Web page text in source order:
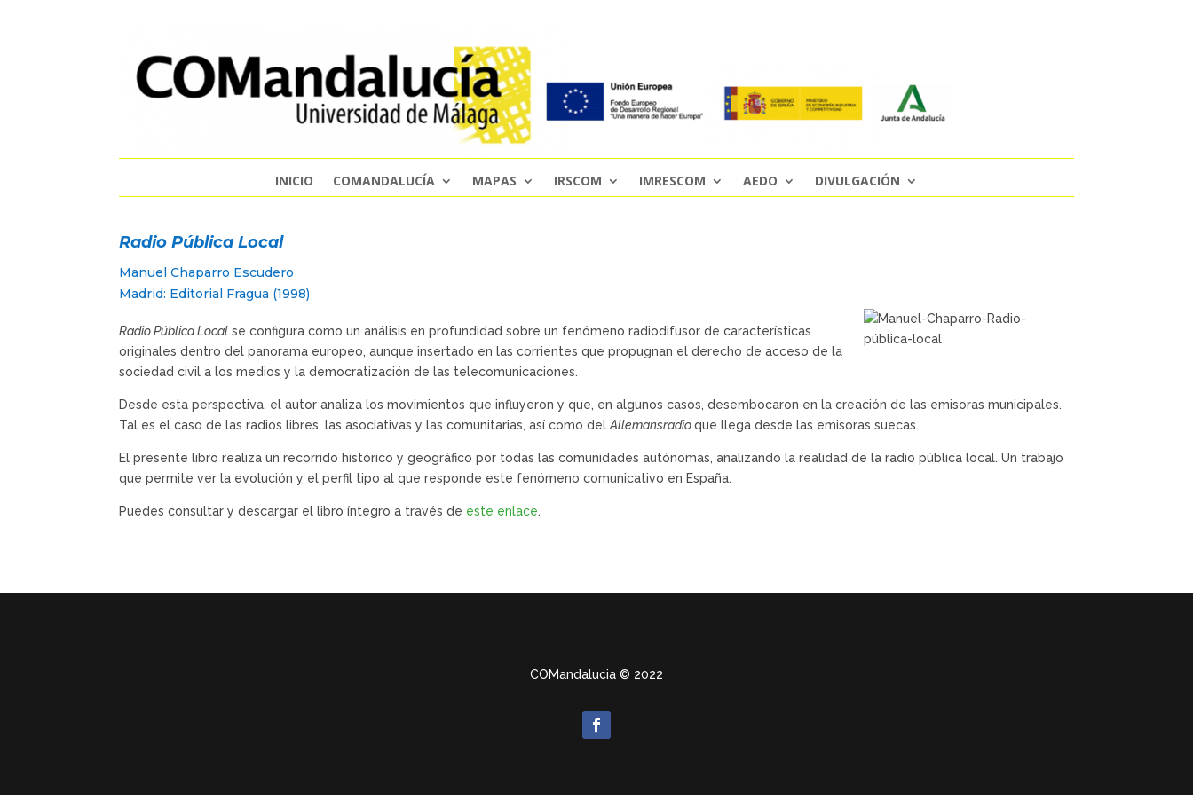
INICIO COMANDALUCÍA MAPAS IRSCOM IMRESCOM AEDO DIVULGACIÓN
Radio Pública Local
Manuel Chaparro Escudero
Madrid: Editorial Fragua (1998)
Radio Pública Local se configura como un análisis en profundidad sobre un fenómeno radiodifusor de características
originales dentro del panorama europeo, aunque insertado en las corrientes que propugnan el derecho de acceso de la
sociedad civil a los medios y la democratización de las telecomunicaciones.
Desde esta perspectiva, el autor analiza los movimientos que influyeron y que, en algunos casos, desembocaron en la creación de las emisoras municipales.
Tal es el caso de las radios libres, las asociativas y las comunitarias, así como delAllemansradioque llega desde las emisoras suecas.
El presente libro realiza un recorrido histórico y geográfico por todas las comunidades autónomas, analizando la realidad de la radio pública local. Un trabajo
que permite ver la evolución y el perfil tipo al que responde este fenómeno comunicativo en España.
Puedes consultar y descargar el libro íntegro a través de este enlace.
COMandalucia © 2022